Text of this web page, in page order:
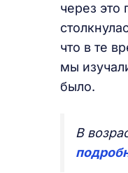
через это
что в те
мы
было.
В